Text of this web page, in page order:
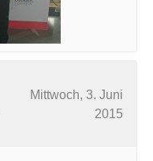
Mittwoch, 3. Juni
2015